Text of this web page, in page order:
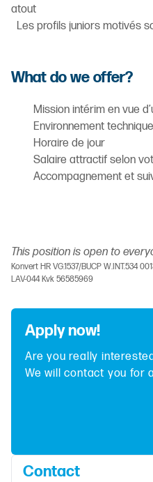
atout
Les profils juniors motivés
What do we offer?
Mission intérim en vue
Environnement
Horaire de jour
Salaire attractif selon
Accompagnement et
This position is open to
Konvert HR VG.1537/BUCP W.INT.534
LAV-044 Kvk 56585969
Apply now!
Are you really
We will contact you for
Contact